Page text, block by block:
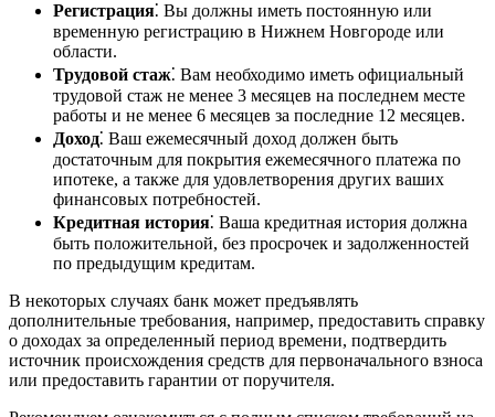
Регистрация⁚ Вы должны иметь постоянную или
временную регистрацию в Нижнем Новгороде или
области.
Трудовой стаж⁚ Вам необходимо иметь официальный
трудовой стаж не менее 3 месяцев на последнем месте
работы и не менее 6 месяцев за последние 12 месяцев.
Доход⁚ Ваш ежемесячный доход должен быть
достаточным для покрытия ежемесячного платежа по
ипотеке, а также для удовлетворения других ваших
финансовых потребностей.
Кредитная история⁚ Ваша кредитная история должна
быть положительной, без просрочек и задолженностей
по предыдущим кредитам.
В некоторых случаях банк может предъявлять
дополнительные требования, например, предоставить справку
о доходах за определенный период времени, подтвердить
источник происхождения средств для первоначального взноса
или предоставить гарантии от поручителя.